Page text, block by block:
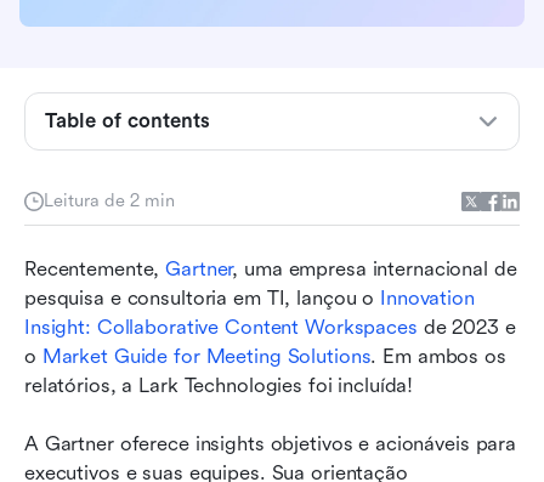
Leitura de 2 min
Recentemente, Gartner, uma empresa internacional de
pesquisa e consultoria em TI, lançou o Innovation
Insight: Collaborative Content Workspaces de 2023 e
o Market Guide for Meeting Solutions. Em ambos os
relatórios, a Lark Technologies foi incluída!
A Gartner oferece insights objetivos e acionáveis para
executivos e suas equipes. Sua orientação
Table of contents
Lark para Colaboração no Escritório
Reconhecimentos da Gartner